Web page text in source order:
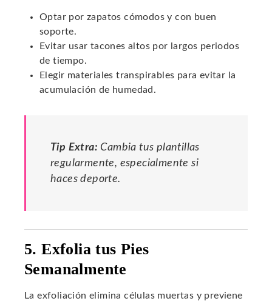
Optar por zapatos cómodos y con buen
soporte.
Evitar usar tacones altos por largos periodos
de tiempo.
Elegir materiales transpirables para evitar la
acumulación de humedad.
Tip Extra: Cambia tus plantillas
regularmente, especialmente si
haces deporte.
5. Exfolia tus Pies
Semanalmente
La exfoliación elimina células muertas y previene